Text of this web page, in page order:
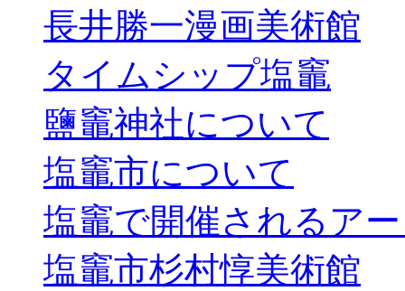
長井勝一漫画美術館
タイムシップ塩竈
鹽竈神社について
塩竈市について
塩竈で開催されるア
塩竈市杉村惇美術館